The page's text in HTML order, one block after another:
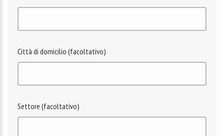
Città di domicilio (facoltativo)
Settore (facoltativo)